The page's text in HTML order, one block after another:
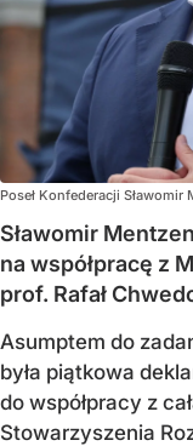
Poseł Konfederacji Sławomir
Sławomir
na współpracę z
prof. Rafał
Asumptem do
była piątkowa
do współpracy z
Stowarzyszenia